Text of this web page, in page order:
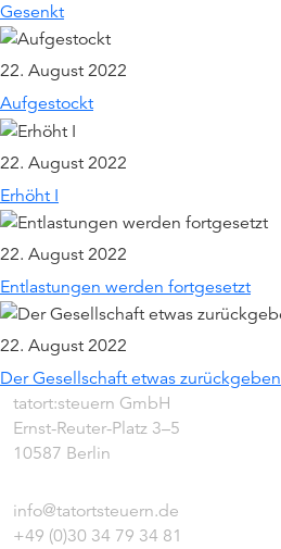
Gesenkt
22. August 2022
Aufgestockt
22. August 2022
Erhöht I
22. August 2022
Entlastungen werden fortgesetzt
22. August 2022
Der Gesellschaft etwas zurückgeben
tatort:steuern GmbH
Ernst-Reuter-Platz 3–5
10587 Berlin
info@tatortsteuern.de
+49 (0)30 34 79 34 81